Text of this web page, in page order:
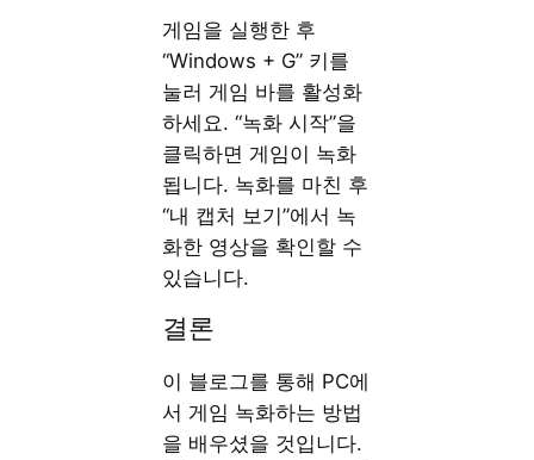
게임을 실행한 후
“Windows + G” 키를
눌러 게임 바를 활성화
하세요. “녹화 시작”을
클릭하면 게임이 녹화
됩니다. 녹화를 마친 후
“내 캡처 보기”에서 녹
화한 영상을 확인할 수
있습니다.
결론
이 블로그를 통해 PC에
서 게임 녹화하는 방법
을 배우셨을 것입니다.